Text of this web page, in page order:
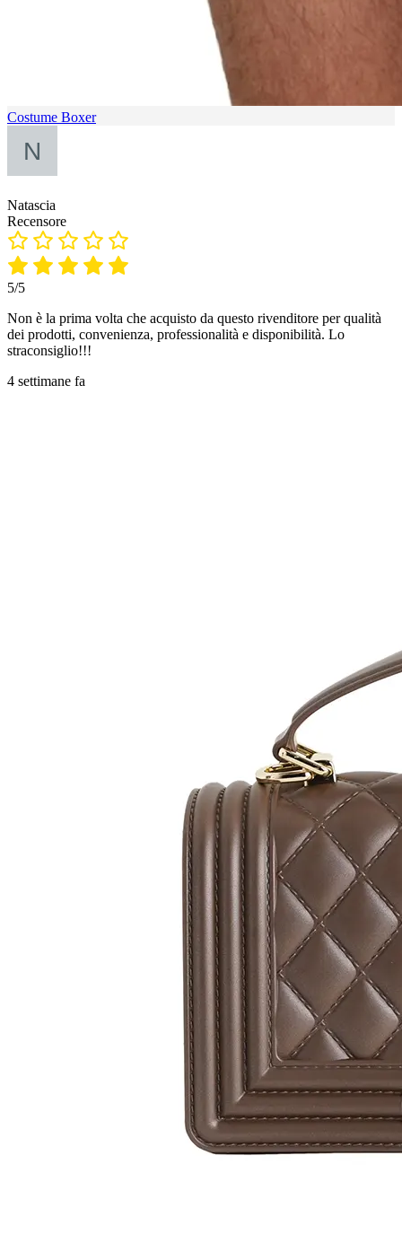
Costume Boxer
Natascia
Recensore
5/5
Non è la prima volta che acquisto da questo rivenditore per qualità
dei prodotti, convenienza, professionalità e disponibilità. Lo
straconsiglio!!!
4 settimane fa